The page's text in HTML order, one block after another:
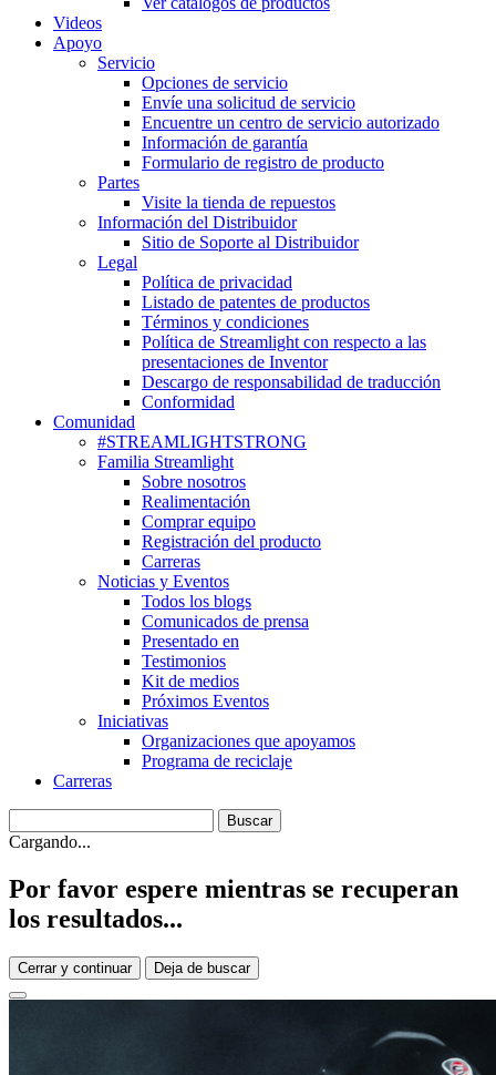
Videos
Apoyo
Servicio
Opciones de servicio
Envíe una solicitud de servicio
Encuentre un centro de servicio autorizado
Información de garantía
Formulario de registro de producto
Partes
Visite la tienda de repuestos
Información del Distribuidor
Sitio de Soporte al Distribuidor
Legal
Política de privacidad
Listado de patentes de productos
Términos y condiciones
Política de Streamlight con respecto a las
presentaciones de Inventor
Descargo de responsabilidad de traducción
Conformidad
Comunidad
#STREAMLIGHTSTRONG
Familia Streamlight
Sobre nosotros
Realimentación
Comprar equipo
Registración del producto
Carreras
Noticias y Eventos
Todos los blogs
Comunicados de prensa
Presentado en
Testimonios
Kit de medios
Próximos Eventos
Iniciativas
Organizaciones que apoyamos
Programa de reciclaje
Carreras
Cargando...
Por favor espere mientras se recuperan
los resultados...
Cerrar y continuar Deja de buscar